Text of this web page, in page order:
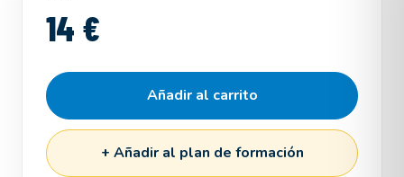
14 €
Añadir al carrito
+ Añadir al plan de formación